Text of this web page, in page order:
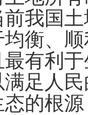
我国
衡、
有利
足人
的根